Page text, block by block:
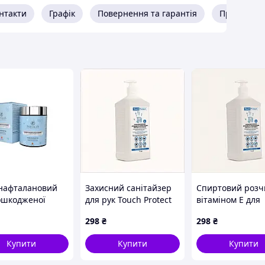
Гігієнічна дезінфекція шкіри рук
Графік Повернення та гарантія Про
Купити
Захисний санітайзер
для рук Touch Protect
81TME63192
298 ₴
Купити
Спиртовий
вітаміном Е для
літр, 8E16A3X192
298 ₴
Купити